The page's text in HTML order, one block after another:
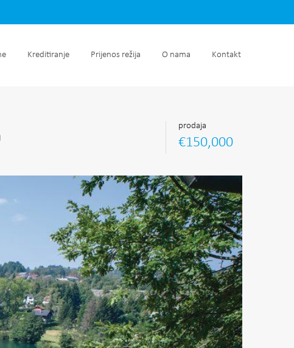
nekretnine Kreditiranje Prijenos režija O nama Kontakt
Kreditiranje Prijenos režija O nama Kontakt
prodaja
€150,000